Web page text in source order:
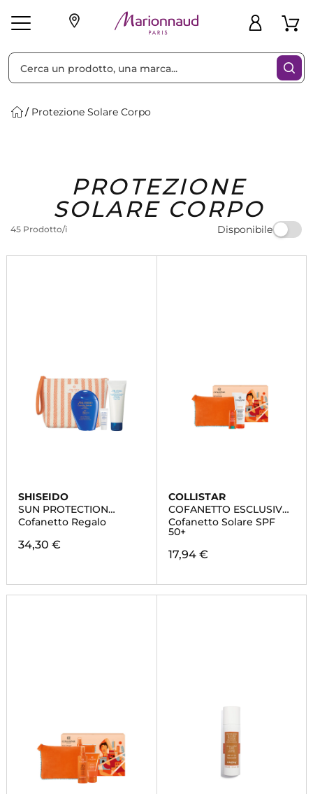
Make-up Profumi
Regalo
Protezione Solare Corpo
PROTEZIONE
SOLARE CORPO
45 Prodotto/i Disponibile
Ordina per Filtra
SHISEIDO
SUN PROTECTION
POUCH SET
Cofanetto Regalo
34,30 €
COLLISTAR
COFANETTO ESCLUSIVO
ROUTINE SOLARE
Cofanetto Solare SPF
50+
17,94 €